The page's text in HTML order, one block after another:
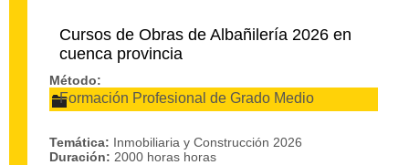
Cursos de Obras de Albañilería 2026 en
cuenca provincia
Método:
Formación Profesional de Grado Medio
Temática: Inmobiliaria y Construcción 2026
Duración: 2000 horas horas